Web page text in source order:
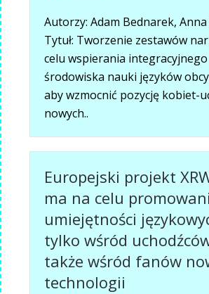
Autorzy: Adam Bednarek, Anna
Tytuł: Tworzenie zestawów
celu wspierania integracyjnego
środowiska nauki języków
aby wzmocnić pozycję kobiet-
nowych..
Europejski projekt
ma na celu
umiejętności
tylko wśród
także wśród fanów
technologii